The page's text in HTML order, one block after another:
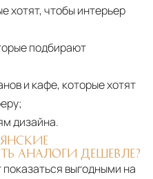
хотят, чтобы интерьер
подбирают
и кафе, которые хотят
дизайна.
АНАЛОГИ ДЕШЕВЛЕ?
выгодными на